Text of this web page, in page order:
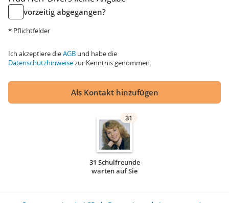
vorzeitig abgegangen?
* Pflichtfelder
Ich akzeptiere dieAGB und habe die
Datenschutzhinweisezur Kenntnis genommen.
Als Kontakt hinzufügen
31
31 Schulfreunde
warten auf Sie